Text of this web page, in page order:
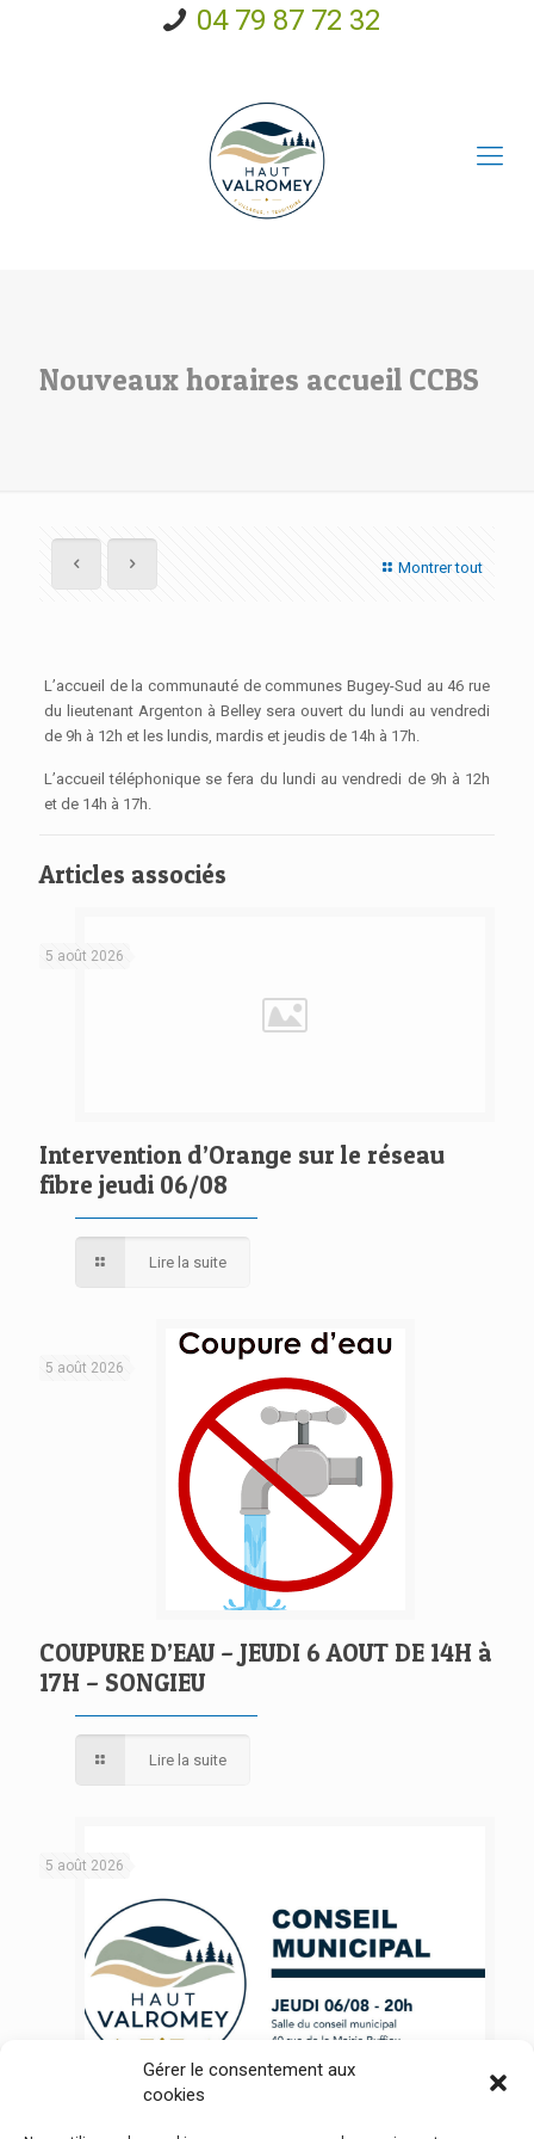
Gérer le consentement aux
cookies
04 79 87 72 32
Nouveaux horaires accueil CCBS
Montrer tout
L’accueil de la communauté de communes Bugey-Sud au 46 rue
du lieutenant Argenton à Belley sera ouvert du lundi au vendredi
de 9h à 12h et les lundis, mardis et jeudis de 14h à 17h.
L’accueil téléphonique se fera du lundi au vendredi de 9h à 12h
et de 14h à 17h.
Articles associés
5 août 2026
Intervention d’Orange sur le réseau
fibre jeudi 06/08
Lire la suite
5 août 2026
COUPURE D’EAU – JEUDI 6 AOUT DE 14H à
17H – SONGIEU
Lire la suite
5 août 2026